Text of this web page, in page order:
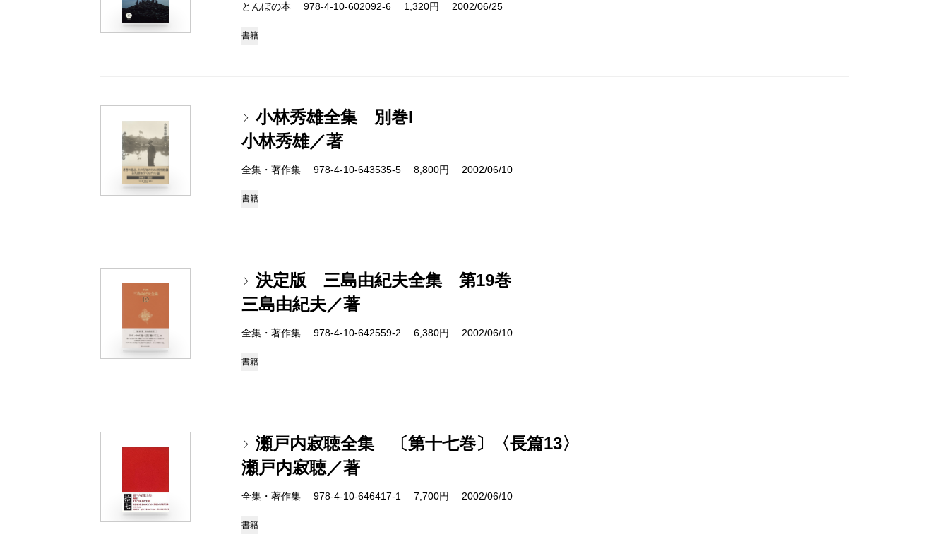
とんぼの本 978-4-10-602092-6 1,320円 2002/06/25
書籍
小林秀雄全集 別巻I
小林秀雄／著
全集・著作集 978-4-10-643535-5 8,800円 2002/06/10
書籍
決定版 三島由紀夫全集 第19巻
三島由紀夫／著
全集・著作集 978-4-10-642559-2 6,380円 2002/06/10
書籍
瀬戸内寂聴全集 〔第十七巻〕〈長篇13〉
瀬戸内寂聴／著
全集・著作集 978-4-10-646417-1 7,700円 2002/06/10
書籍